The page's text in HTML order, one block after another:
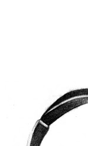
Lyssna
skapas |